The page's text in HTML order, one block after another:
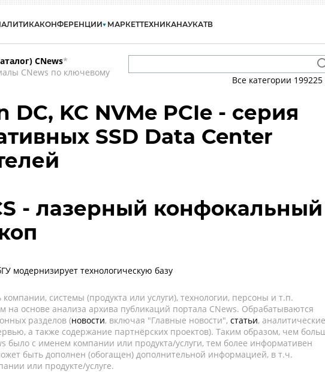
КОНФЕРЕНЦИИ МАРКЕТТЕХНИКАНАУКАТВ
CNews*
CNews по ключевому
Все категории 199225
DC, KC NVMe PCIe - серия
SSD Data Center
- лазерный конфокальный
модернизирует технологическую базу
системы (продукта или услуги), технологии, персоны и т.п.
на основе анализа архива публикаций портала CNews. Обрабатываются
разделов (новости, включая "Главные новости", статьи, аналитические
а также содержание партнёрских проектов). Таким образом, чем
было с именем компании или продукта/услуги, тем более информативен
быть дополнен (обогащен) дополнительной информацией, в т.ч.
или продукте/услуге.